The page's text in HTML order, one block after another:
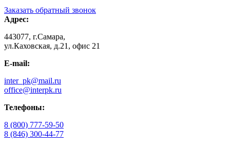
Заказать обратный звонок
Адрес:
443077, г.Самара,
ул.Каховская, д.21, офис 21
E-mail:
inter_pk@mail.ru
office@interpk.ru
Телефоны:
8 (800) 777-59-50
8 (846) 300-44-77